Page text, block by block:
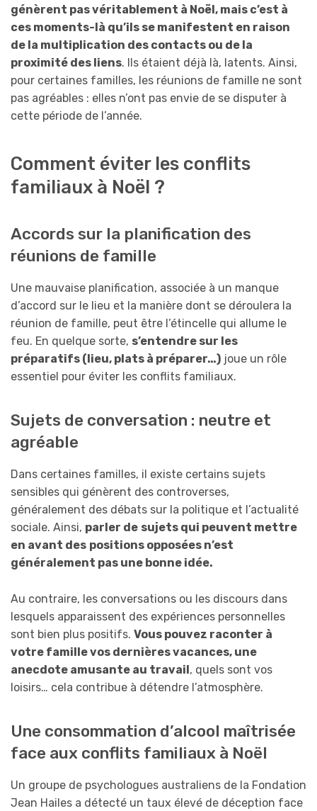
génèrent pas véritablement à Noël, mais c’est à
ces moments-là qu’ils se manifestent en raison
de la multiplication des contacts ou de la
proximité des liens. Ils étaient déjà là, latents. Ainsi,
pour certaines familles, les réunions de famille ne sont
pas agréables : elles n’ont pas envie de se disputer à
cette période de l’année.
Comment éviter les conflits
familiaux à Noël ?
Accords sur la planification des
réunions de famille
Une mauvaise planification, associée à un manque
d’accord sur le lieu et la manière dont se déroulera la
réunion de famille, peut être l’étincelle qui allume le
feu. En quelque sorte, s’entendre sur les
préparatifs (lieu, plats à préparer…) joue un rôle
essentiel pour éviter les conflits familiaux.
Sujets de conversation : neutre et
agréable
Dans certaines familles, il existe certains sujets
sensibles qui génèrent des controverses,
généralement des débats sur la politique et l’actualité
sociale. Ainsi, parler de sujets qui peuvent mettre
en avant des positions opposées n’est
généralement pas une bonne idée.
Au contraire, les conversations ou les discours dans
lesquels apparaissent des expériences personnelles
sont bien plus positifs. Vous pouvez raconter à
votre famille vos dernières vacances, une
anecdote amusante au travail, quels sont vos
loisirs… cela contribue à détendre l’atmosphère.
Une consommation d’alcool maîtrisée
face aux conflits familiaux à Noël
Un groupe de psychologues australiens de la Fondation
Jean Hailes a détecté un taux élevé de déception face